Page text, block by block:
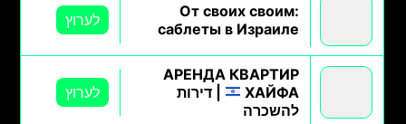
От своих своим:
саблеты в Израиле
לערוץ
АРЕНДА КВАРТИР
ХАЙФА
| דירות
להשכרה
לערוץ